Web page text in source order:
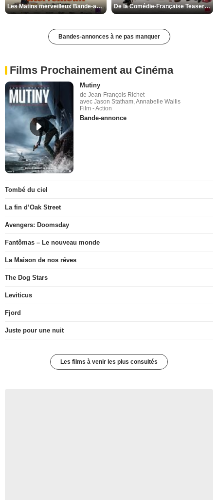
Les Matins merveilleux Bande-annonce VF De la Comédie-Française Teaser VF
Bandes-annonces à ne pas manquer
Films Prochainement au Cinéma
Mutiny
de Jean-François Richet
avec Jason Statham, Annabelle Wallis
Film - Action
Bande-annonce
Tombé du ciel
La fin d’Oak Street
Avengers: Doomsday
Fantômas – Le nouveau monde
La Maison de nos rêves
The Dog Stars
Leviticus
Fjord
Juste pour une nuit
Les films à venir les plus consultés